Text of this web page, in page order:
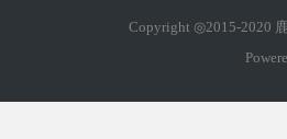
Copyright ◎2015-2020